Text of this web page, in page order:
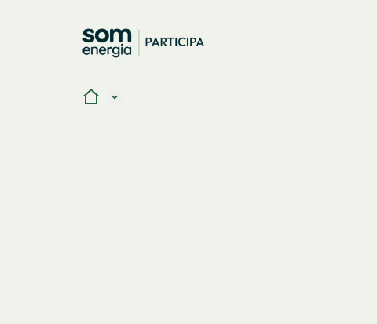
Inici Menú principal